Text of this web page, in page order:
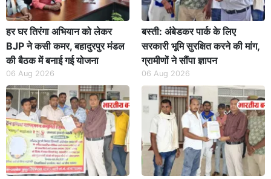
हर घर तिरंगा अभियान को लेकर
BJP ने कसी कमर, बहादुरपुर मंडल
की बैठक में बनाई गई योजना
06 Aug 2026
बस्ती: अंबेडकर पार्क के लिए
सरकारी भूमि सुरक्षित करने की मांग,
ग्रामीणों ने सौंपा ज्ञापन
06 Aug 2026